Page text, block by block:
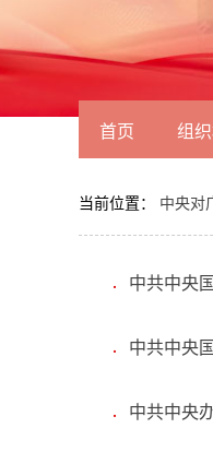
首页 组
当前位置： 中央对
中共中央
中共中央
中共中央